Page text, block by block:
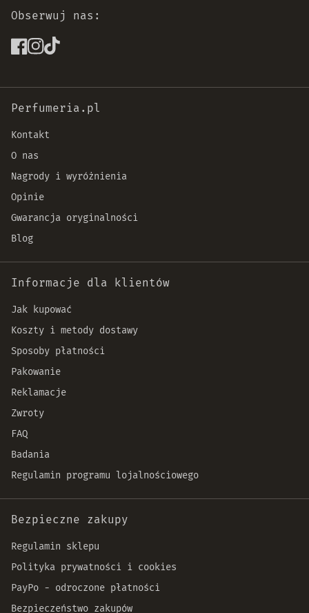
Obserwuj nas:
Perfumeria.pl
Kontakt
O nas
Nagrody i wyróżnienia
Opinie
Gwarancja oryginalności
Blog
Informacje dla klientów
Jak kupować
Koszty i metody dostawy
Sposoby płatności
Pakowanie
Reklamacje
Zwroty
FAQ
Badania
Regulamin programu lojalnościowego
Bezpieczne zakupy
Regulamin sklepu
Polityka prywatności i cookies
PayPo - odroczone płatności
Bezpieczeństwo zakupów